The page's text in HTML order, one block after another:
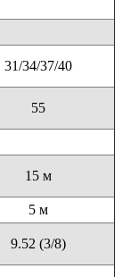
31/34/37/40
55
15 м
5 м
9.52 (3/8)